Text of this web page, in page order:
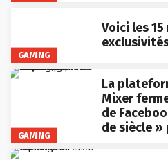
GAMING
Voici les
GAMING
La
Mixer
de
de siècle »